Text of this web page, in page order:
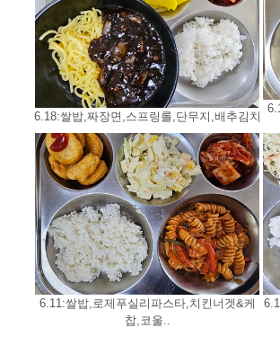
6.18:쌀밥,짜장면,스프링롤,단무지,배추김치
6.11:쌀밥,로제푸실리파스타,치킨너겟&케
찹,코울..